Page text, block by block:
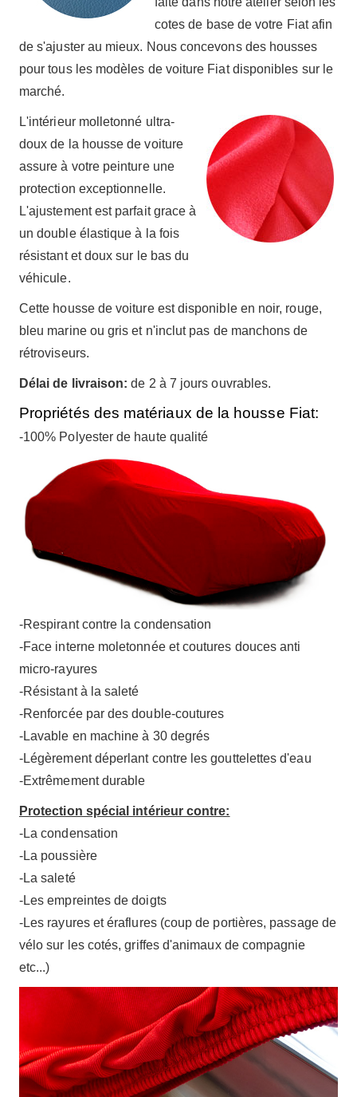
cotes de base de votre Fiat afin
de s'ajuster au mieux. Nous concevons des housses
pour tous les modèles de voiture Fiat disponibles sur le
marché.
L'intérieur molletonné ultra-
doux de la housse de voiture
assure à votre peinture une
protection exceptionnelle.
L'ajustement est parfait grace à
un double élastique à la fois
résistant et doux sur le bas du
véhicule.
Cette housse de voiture est disponible en noir, rouge,
bleu marine ou gris et n'inclut pas de manchons de
rétroviseurs.
Délai de livraison: de 2 à 7 jours ouvrables.
Propriétés des matériaux de la housse Fiat:
-100% Polyester de haute qualité
-Respirant contre la condensation
-Face interne moletonnée et coutures douces anti
micro-rayures
-Résistant à la saleté
-Renforcée par des double-coutures
-Lavable en machine à 30 degrés
-Légèrement déperlant contre les gouttelettes d'eau
-Extrêmement durable
Protection spécial intérieur contre:
-La condensation
-La poussière
-La saleté
-Les empreintes de doigts
-Les rayures et éraflures (coup de portières, passage de
vélo sur les cotés, griffes d'animaux de compagnie
etc...)